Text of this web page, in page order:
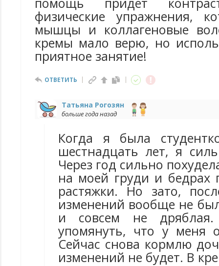
физические упражнения,
мышцы и коллагеновые
кремы мало верю, но
приятное занятие!
ОТВЕТИТЬ
Татьяна Рогозян
больше года назад
Когда я была
шестнадцать лет, я
Через год сильно
на моей груди и бедрах
растяжки. Но зато,
изменений вообще не
и совсем не
упомянуть, что у меня
Сейчас снова кормлю
изменений не будет. В